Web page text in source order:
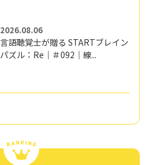
2026.08.06
言語聴覚士が贈る STARTブレイン
パズル：Re｜＃092｜線...